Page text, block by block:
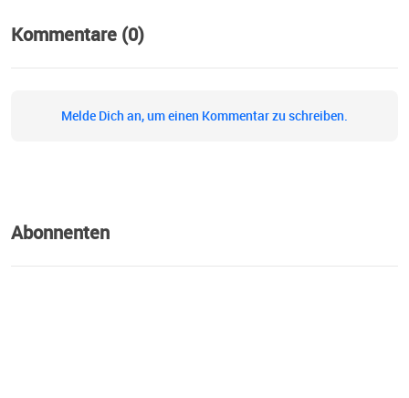
regional/netzwerk-mbse
Kommentare (0)
Melde Dich an, um einen Kommentar zu schreiben.
Abonnenten